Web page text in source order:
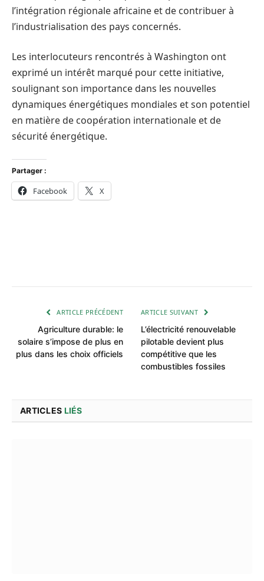
l’intégration régionale africaine et de contribuer à
l’industrialisation des pays concernés.
Les interlocuteurs rencontrés à Washington ont
exprimé un intérêt marqué pour cette initiative,
soulignant son importance dans les nouvelles
dynamiques énergétiques mondiales et son potentiel
en matière de coopération internationale et de
sécurité énergétique.
Partager :
Facebook X
ARTICLE PRÉCÉDENT
Agriculture durable: le
solaire s’impose de plus en
plus dans les choix officiels
ARTICLE SUIVANT
L’électricité renouvelable
pilotable devient plus
compétitive que les
combustibles fossiles
ARTICLES LIÉS